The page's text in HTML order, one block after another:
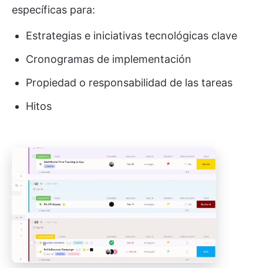
específicas para:
Estrategias e iniciativas tecnológicas clave
Cronogramas de implementación
Propiedad o responsabilidad de las tareas
Hitos